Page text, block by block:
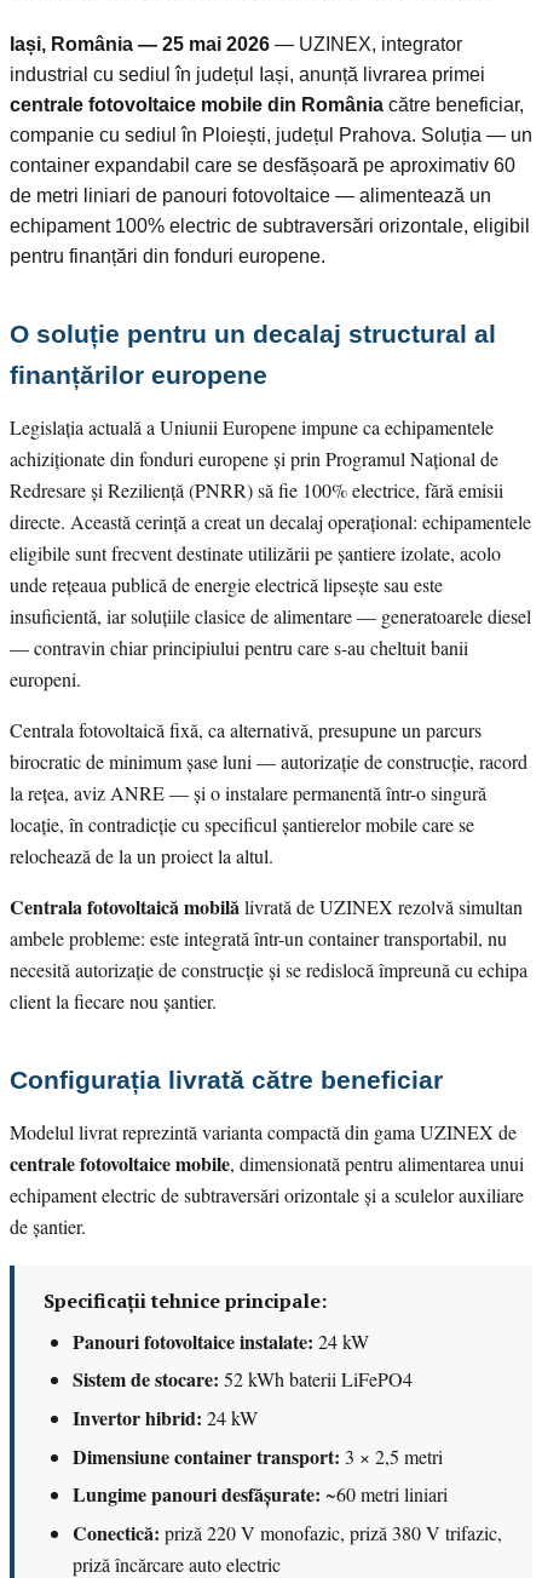
Iași, România — 25 mai 2026 — UZINEX, integrator
industrial cu sediul în județul Iași, anunță livrarea primei
centrale fotovoltaice mobile din România către beneficiar,
companie cu sediul în Ploiești, județul Prahova. Soluția — un
container expandabil care se desfășoară pe aproximativ 60
de metri liniari de panouri fotovoltaice — alimentează un
echipament 100% electric de subtraversări orizontale, eligibil
pentru finanțări din fonduri europene.
O soluție pentru un decalaj structural al
finanțărilor europene
Legislația actuală a Uniunii Europene impune ca echipamentele
achiziționate din fonduri europene și prin Programul Național de
Redresare și Reziliență (PNRR) să fie 100% electrice, fără emisii
directe. Această cerință a creat un decalaj operațional: echipamentele
eligibile sunt frecvent destinate utilizării pe șantiere izolate, acolo
unde rețeaua publică de energie electrică lipsește sau este
insuficientă, iar soluțiile clasice de alimentare — generatoarele diesel
— contravin chiar principiului pentru care s-au cheltuit banii
europeni.
Centrala fotovoltaică fixă, ca alternativă, presupune un parcurs
birocratic de minimum șase luni — autorizație de construcție, racord
la rețea, aviz ANRE — și o instalare permanentă într-o singură
locație, în contradicție cu specificul șantierelor mobile care se
relochează de la un proiect la altul.
Centrala fotovoltaică mobilălivrată de UZINEX rezolvă simultan
ambele probleme: este integrată într-un container transportabil, nu
necesită autorizație de construcție și se redislocă împreună cu echipa
client la fiecare nou șantier.
Configurația livrată către beneficiar
Modelul livrat reprezintă varianta compactă din gama UZINEX de
centrale fotovoltaice mobile, dimensionată pentru alimentarea unui
echipament electric de subtraversări orizontale și a sculelor auxiliare
de șantier.
Specificații tehnice principale:
Panouri fotovoltaice instalate: 24 kW
Sistem de stocare: 52 kWh baterii LiFePO4
Invertor hibrid: 24 kW
Dimensiune container transport: 3 × 2,5 metri
Lungime panouri desfășurate: ~60 metri liniari
Conectică: priză 220 V monofazic, priză 380 V trifazic,
priză încărcare auto electric